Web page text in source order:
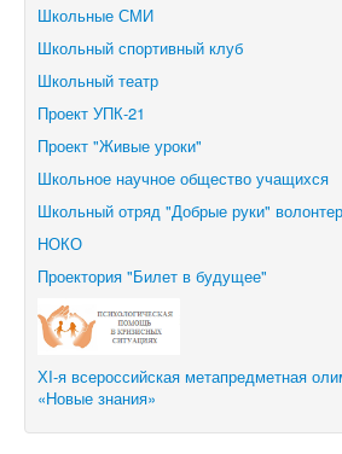
Школьные СМИ
Школьный спортивный клуб
Школьный театр
Проект УПК-21
Проект "Живые уроки"
Школьное научное общество учащихся
Школьный отряд "Добрые руки"
НОКО
Проектория "Билет в будущее"
ХI-я всероссийская метапредметная
«Новые знания»